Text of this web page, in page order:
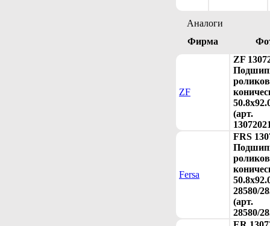
Аналоги
Фирма
ZF
ZF
(арт.
Fersa
FRS
28580/
(арт.
28580/